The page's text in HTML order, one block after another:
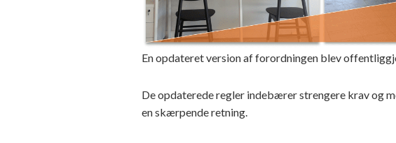
En opdateret version af forordningen blev
De opdaterede regler indebærer strengere krav og
en skærpende retning.